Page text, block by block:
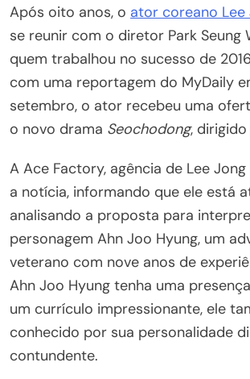
Após oito anos, o ator coreano Lee
se reunir com o diretor Park Seung
quem trabalhou no sucesso de
com uma reportagem do MyDaily
setembro, o ator recebeu uma
o novo drama Seochodong,
A Ace Factory, agência de Lee
a notícia, informando que ele está
analisando a proposta para
personagem Ahn Joo Hyung, um
veterano com nove anos de
Ahn Joo Hyung tenha uma
um currículo impressionante, ele
conhecido por sua personalidade
contundente.